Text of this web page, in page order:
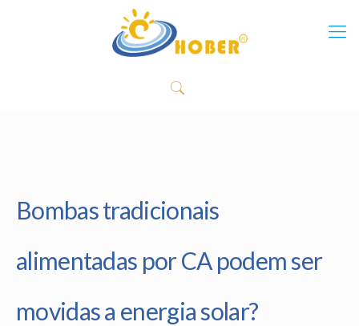
Bombas tradicionais
alimentadas por CA podem ser
movidas a energia solar?